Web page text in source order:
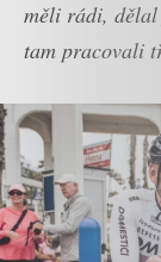
měli rádi,
tam pracovali